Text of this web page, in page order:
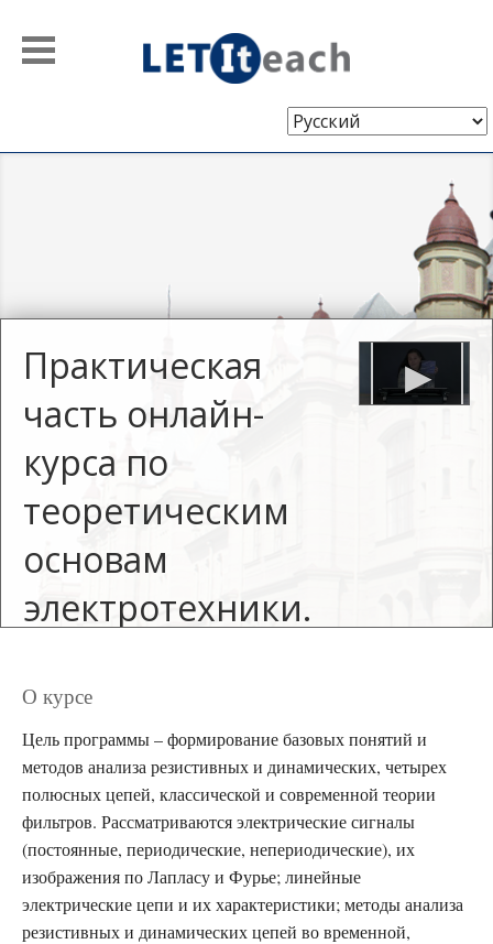
Выберите
язык
Практическая
часть онлайн-
курса по
теоретическим
основам
электротехники.
Кафедра теоретических основ
электротехники
Для зачисления
на курс требуется
приглашение
О курсе
Цель программы – формирование базовых понятий и
методов анализа резистивных и динамических, четырех
полюсных цепей, классической и современной теории
фильтров. Рассматриваются электрические сигналы
(постоянные, периодические, непериодические), их
изображения по Лапласу и Фурье; линейные
электрические цепи и их характеристики; методы анализа
резистивных и динамических цепей во временной,